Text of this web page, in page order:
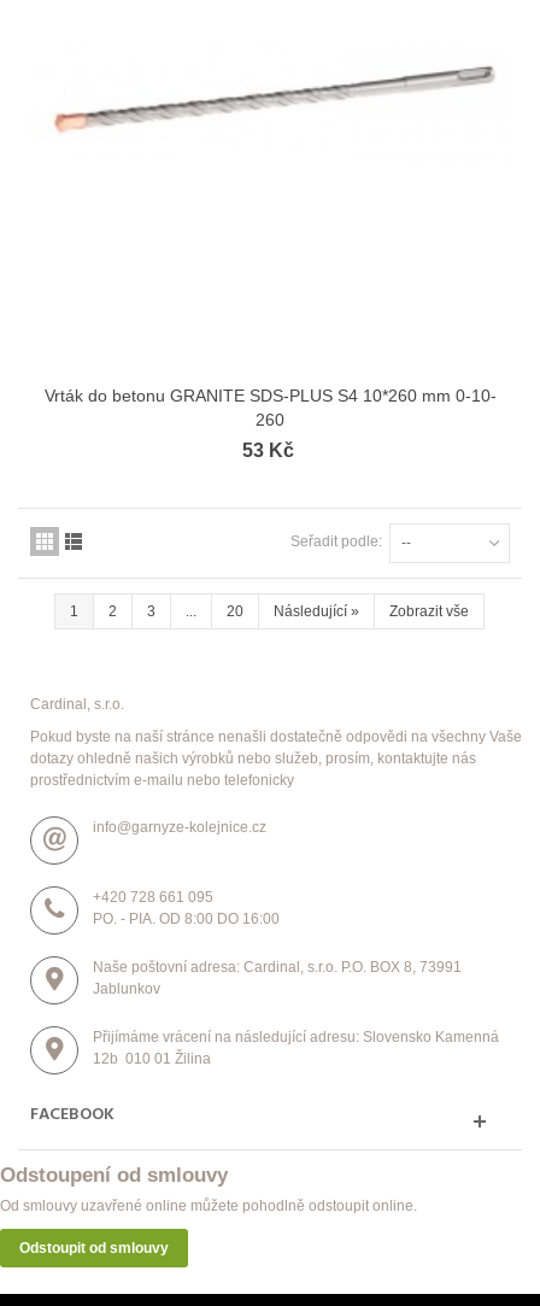
Vrták do betonu GRANITE SDS-PLUS S4 10*260 mm 0-10-
260
53 Kč
Seřadit podle: --
1 2 3 ... 20 Následující » Zobrazit vše
Cardinal, s.r.o.
Pokud byste na naší stránce nenašli dostatečně odpovědi na všechny Vaše
dotazy ohledně našich výrobků nebo služeb, prosím, kontaktujte nás
prostřednictvím e-mailu nebo telefonicky
info@garnyze-kolejnice.cz
+420 728 661 095
PO. - PIA. OD 8:00 DO 16:00
Naše poštovní adresa: Cardinal, s.r.o. P.O. BOX 8, 73991
Jablunkov
Přijímáme vrácení na následující adresu: Slovensko Kamenná
12b 010 01 Žilina
FACEBOOK
Odstoupení od smlouvy
Od smlouvy uzavřené online můžete pohodlně odstoupit online.
Odstoupit od smlouvy